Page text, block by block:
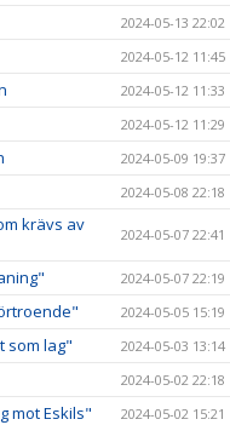
2024-05-13 22:02
2024-05-12 11:45
2024-05-12 11:33
2024-05-12 11:29
2024-05-09 19:37
2024-05-08 22:18
krävs av
2024-05-07 22:41
2024-05-07 22:19
2024-05-05 15:19
som lag" 2024-05-03 13:14
2024-05-02 22:18
mot Eskils" 2024-05-02 15:21